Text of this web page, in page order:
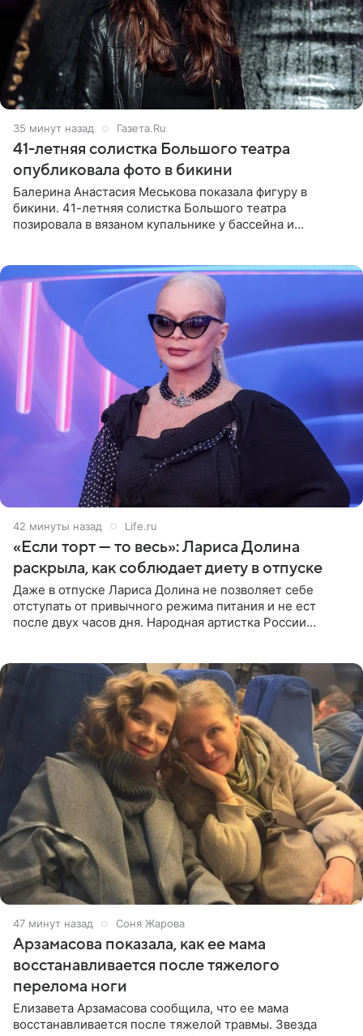
35 минут назад Газета.Ru
41-летняя солистка Большого театра
опубликовала фото в бикини
Балерина Анастасия Меськова показала фигуру в
бикини. 41-летняя солистка Большого театра
позировала в вязаном купальнике у бассейна и
42 минуты назад Life.ru
«Если торт — то весь»: Лариса Долина
раскрыла, как соблюдает диету в отпуске
Даже в отпуске Лариса Долина не позволяет себе
отступать от привычного режима питания и не ест
после двух часов дня. Народная артистка России
47 минут назад Соня Жарова
Арзамасова показала, как ее мама
восстанавливается после тяжелого
перелома ноги
Елизавета Арзамасова сообщила, что ее мама
восстанавливается после тяжелой травмы. Звезда